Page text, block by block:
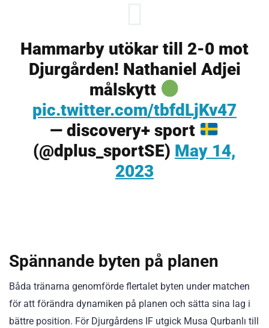
Hammarby utökar till 2-0 mot
Djurgården! Nathaniel Adjei
målskytt
pic.twitter.com/tbfdLjKv47
— discovery+ sport
(@dplus_sportSE) May 14,
2023
Spännande byten på planen
Båda tränarna genomförde flertalet byten under matchen
för att förändra dynamiken på planen och sätta sina lag i
bättre position. För Djurgårdens IF utgick Musa Qurbanlı till